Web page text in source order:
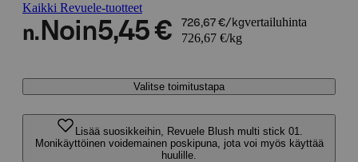
Kaikki Revuele-tuotteet
n. Noin5,45 € 726,67 €/kgvertailuhinta
726,67 €/kg
Valitse toimitustapa
Lisää suosikkeihin, Revuele Blush multi stick 01.
Monikäyttöinen voidemainen poskipuna, jota voi myös käyttää
huulille.